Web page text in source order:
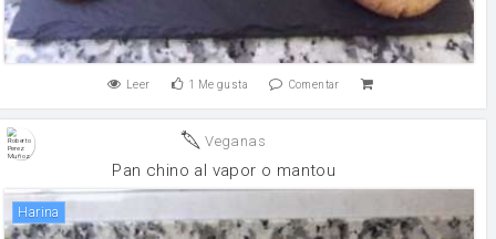
Leer 1 Me gusta Comentar
Veganas
Pan chino al vapor o mantou
harina